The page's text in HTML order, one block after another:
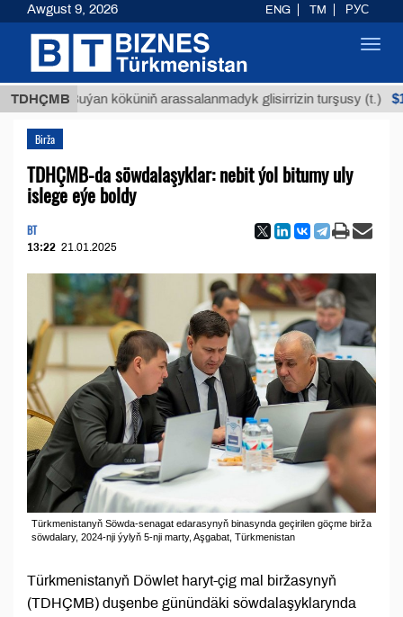
TDHÇMB
Buýan köküniň arassalanmadyk glisirrizin turşusy (t.)
Birža
TDHÇMB-da söwdalaşyklar: nebit ýol bitumy uly
islege eýe boldy
BT
13:22 21.01.2025
Türkmenistanyň Söwda-senagat edarasynyň binasynda geçirilen göçme birža
söwdalary, 2024-nji ýylyň 5-nji marty, Aşgabat, Türkmenistan
Türkmenistanyň Döwlet haryt-çig mal biržasynyň
(TDHÇMB) duşenbe günündäki söwdalaşyklarynda
Awgust 9, 2026 ENG TM РУС